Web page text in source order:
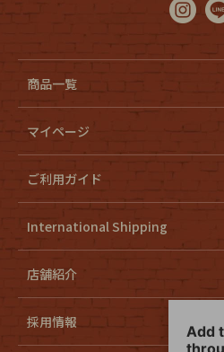
商品一覧
マイページ
ご利用ガイド
International Shipping
店舗紹介
採用情報